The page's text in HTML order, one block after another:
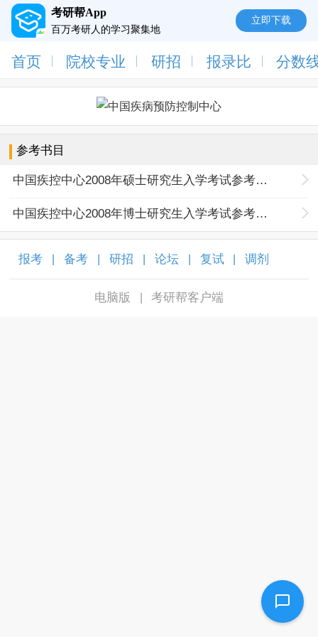
考研帮App
百万考研人的学习聚集地
立即下载
首页 院校专业 研招 报录比 分数
参考书目
中国疾控中心2008年硕士研究生入学考试参考书目
中国疾控中心2008年博士研究生入学考试参考书目
报考 备考 研招 论坛 复试 调剂
电脑版 考研帮客户端